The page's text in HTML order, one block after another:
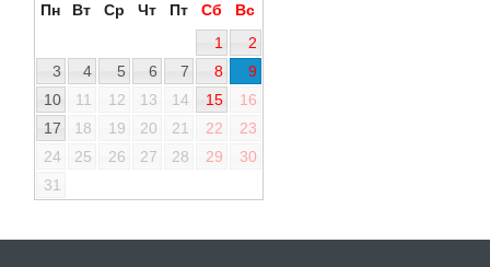
Пн Вт Ср Чт Пт Сб
Вс
1
2
3
4 5 6 7 8
9
10
11 12 13 14 15
16
17
18 19 20 21 22
23
24
25 26 27 28 29
30
31